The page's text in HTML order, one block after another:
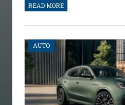
READ MORE
AUTO